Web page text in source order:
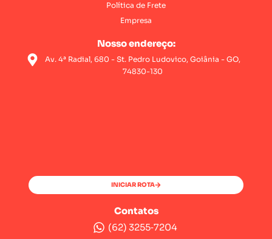
Política de Frete
Empresa
Nosso endereço:
Av. 4ª Radial, 680 - St. Pedro Ludovico, Goiânia - GO,
74830-130
INICIAR ROTA
Contatos
(62) 3255‑7204‬